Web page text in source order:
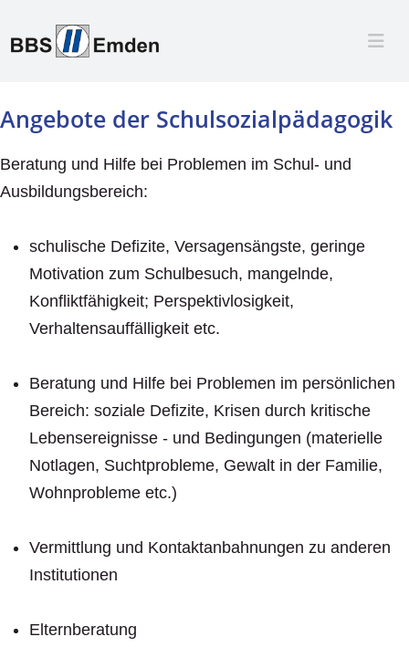
Angebote der Schulsozialpädagogik
Beratung und Hilfe bei Problemen im Schul- und
Ausbildungsbereich:
schulische Defizite, Versagensängste, geringe
Motivation zum Schulbesuch, mangelnde,
Konfliktfähigkeit; Perspektivlosigkeit,
Verhaltensauffälligkeit etc.
Beratung und Hilfe bei Problemen im persönlichen
Bereich: soziale Defizite, Krisen durch kritische
Lebensereignisse - und Bedingungen (materielle
Notlagen, Suchtprobleme, Gewalt in der Familie,
Wohnprobleme etc.)
Vermittlung und Kontaktanbahnungen zu anderen
Institutionen
Elternberatung